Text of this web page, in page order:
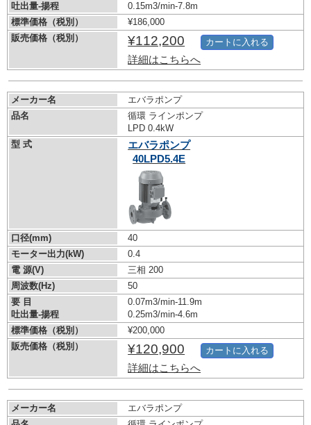
吐出量-揚程
0.15m3/min-7.8m
標準価格（税別）
¥186,000
販売価格（税別）
¥112,200
詳細はこちらへ
カートに入れる
メーカー名
エバラポンプ
品名
循環 ラインポンプ
LPD 0.4kW
型 式
エバラポンプ
40LPD5.4E
口径(mm)
40
モーター出力(kW)
0.4
電 源(V)
三相 200
周波数(Hz)
50
要 目
吐出量-揚程
0.07m3/min-11.9m
0.25m3/min-4.6m
標準価格（税別）
¥200,000
販売価格（税別）
¥120,900
詳細はこちらへ
カートに入れる
メーカー名
エバラポンプ